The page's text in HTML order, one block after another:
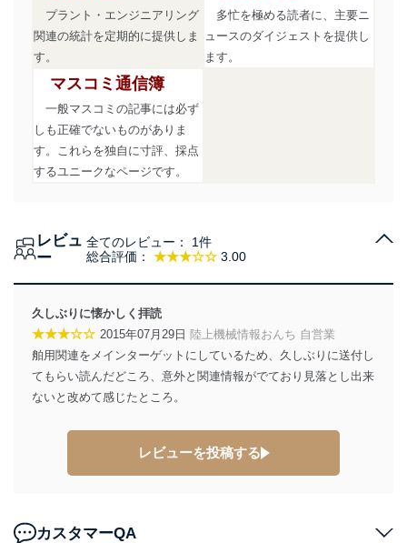
プラント・エンジニアリング
関連の統計を定期的に提供しま
す。
多忙を極める読者に、主要ニ
ュースのダイジェストを提供し
ます。
マスコミ通信簿
一般マスコミの記事には必ず
しも正確でないものがありま
す。これらを独自に寸評、採点
するユニークなページです。
レビュ
ー
総合評価： ★★★☆☆ 3.00
全てのレビュー： 1件
久しぶりに懐かしく拝読
★★★☆☆ 2015年07月29日 陸上機械情報おんち 自営業
舶用関連をメインターゲットにしているため、久しぶりに送付し
てもらい読んだどころ、意外と関連情報がでており見落とし出来
ないと改めて感じたところ。
レビューを投稿する
カスタマーQA